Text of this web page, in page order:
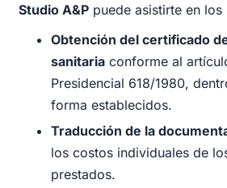
Studio A&P puede asistirte en los
Obtención del certificado
sanitaria conforme al
Presidencial 618/1980,
forma establecidos.
Traducción de la
los costos individuales de
prestados.